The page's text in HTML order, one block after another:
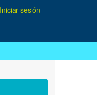
Iniciar sesión